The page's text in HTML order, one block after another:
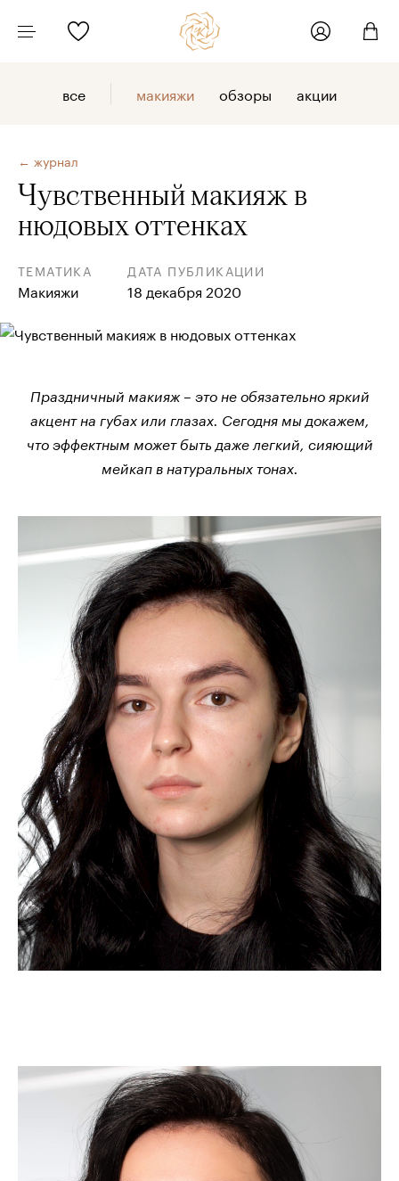
все макияжи обзоры акции
← журнал
Чувственный макияж в
нюдовых оттенках
ТЕМАТИКА
Макияжи
ДАТА ПУБЛИКАЦИИ
18 декабря 2020
Праздничный макияж – это не обязательно яркий
акцент на губах или глазах. Сегодня мы докажем,
что эффектным может быть даже легкий, сияющий
мейкап в натуральных тонах.